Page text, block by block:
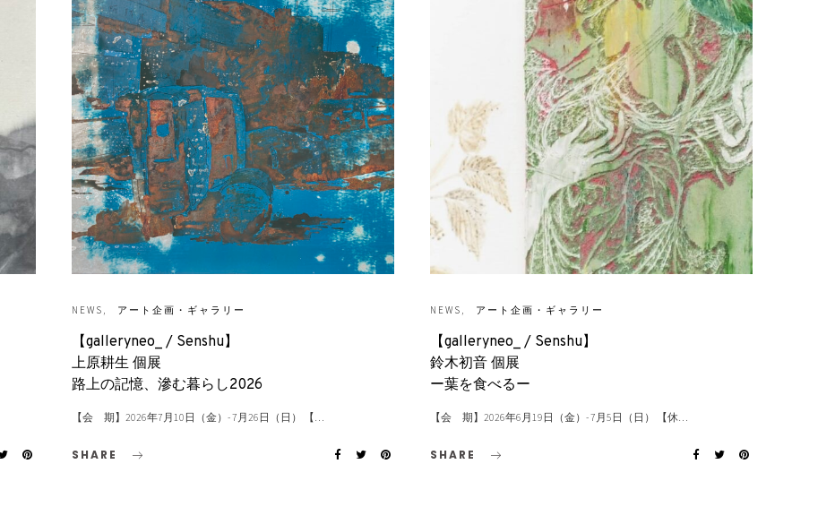
NEWS アート企画・ギャラリー
【galleryneo_ / Senshu】
上原耕生 個展
路上の記憶、滲む暮らし2026
【会 期】2026年7月10日（金）- 7月26日（日） 【…
SHARE
NEWS アート企画・ギャラリー
【galleryneo_ / Senshu】
鈴木初音 個展
ー葉を食べるー
【会 期】2026年6月19日（金）- 7月5日（日） 【休…
SHARE